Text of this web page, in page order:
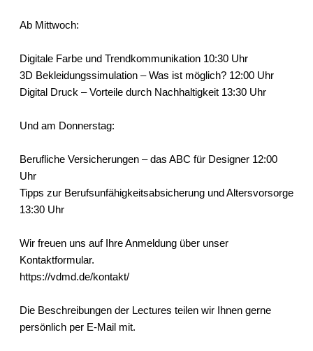
Ab Mittwoch:
Digitale Farbe und Trendkommunikation 10:30 Uhr
3D Bekleidungssimulation – Was ist möglich? 12:00 Uhr
Digital Druck – Vorteile durch Nachhaltigkeit 13:30 Uhr
Und am Donnerstag:
Berufliche Versicherungen – das ABC für Designer 12:00
Uhr
Tipps zur Berufsunfähigkeitsabsicherung und Altersvorsorge
13:30 Uhr
Wir freuen uns auf Ihre Anmeldung über unser
Kontaktformular.
https://vdmd.de/kontakt/
Die Beschreibungen der Lectures teilen wir Ihnen gerne
persönlich per E-Mail mit.